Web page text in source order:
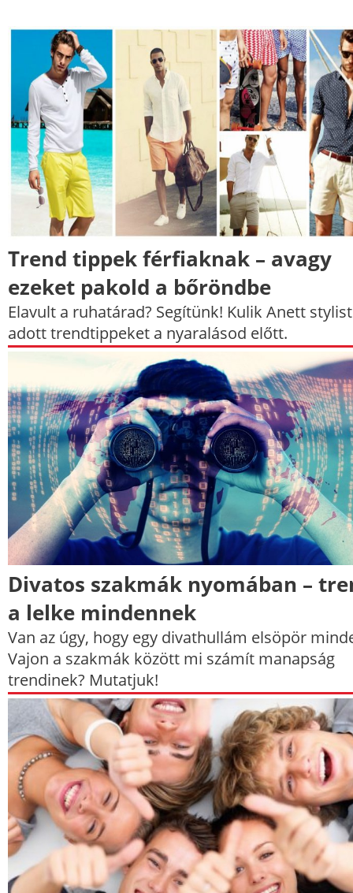
Trend tippek férfiaknak – avagy
ezeket pakold a bőröndbe
Elavult a ruhatárad? Segítünk! Kulik Anett stylist
adott trendtippeket a nyaralásod előtt.
Divatos szakmák nyomában –
a lelke mindennek
Van az úgy, hogy egy divathullám elsöpör
Vajon a szakmák között mi számít manapság
trendinek? Mutatjuk!